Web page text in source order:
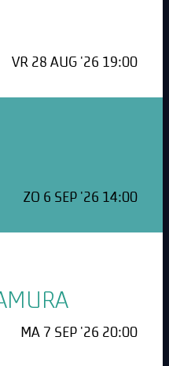
VR 28 AUG '26 19:00
ZO 6 SEP '26 14:00
MA 7 SEP '26 20:00